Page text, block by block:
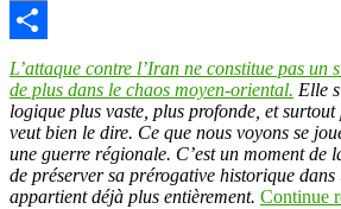
Copy
Link
Partager
L’attaque contre l’Iran ne constitue pas un
de plus dans le chaos moyen-oriental. Elle
logique plus vaste, plus profonde, et surtout
veut bien le dire. Ce que nous voyons se
une guerre régionale. C’est un moment de
de préserver sa prérogative historique
appartient déjà plus entièrement. Continue